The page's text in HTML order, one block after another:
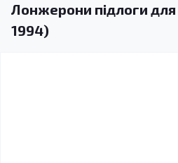
Лонжерони підлоги для
1994)